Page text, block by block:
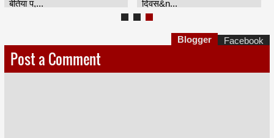
बेतिया प,... दिवस&n...
Post a Comment
Blogger Facebook